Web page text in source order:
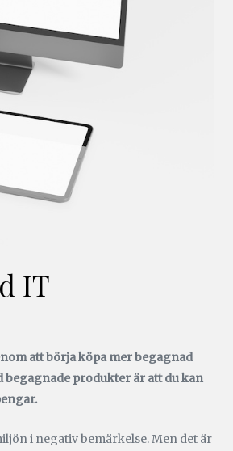
IT
att börja köpa mer begagnad
begagnade produkter är att du kan
i negativ bemärkelse. Men det är